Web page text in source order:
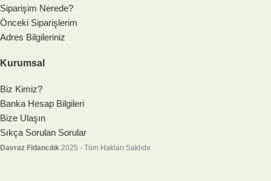
Siparişim Nerede?
Önceki Siparişlerim
Adres Bilgileriniz
Kurumsal
Biz Kimiz?
Banka Hesap Bilgileri
Bize Ulaşın
Sıkça Sorulan Sorular
Davraz Fidancılık 2025 - Tüm Hakları Saklıdır.